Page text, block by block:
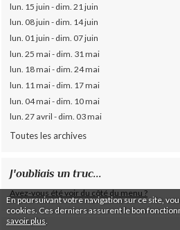
En poursuivant votre navigation sur ce site,
cookies. Ces derniers assurent le bon
savoir plus
lun. 15 juin - dim. 21 juin
lun. 08 juin - dim. 14 juin
lun. 01 juin - dim. 07 juin
lun. 25 mai - dim. 31 mai
lun. 18 mai - dim. 24 mai
lun. 11 mai - dim. 17 mai
lun. 04 mai - dim. 10 mai
lun. 27 avril - dim. 03 mai
Toutes les archives
J'oubliais un truc...
Avez-vous été voir du côté du menu ?